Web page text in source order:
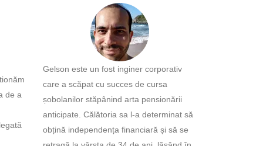
de a
Gelson este un fost inginer corporativ
care a scăpat cu succes de cursa
șobolanilor stăpânind arta pensionării
anticipate. Călătoria sa l-a determinat să
obțină independența financiară și să se